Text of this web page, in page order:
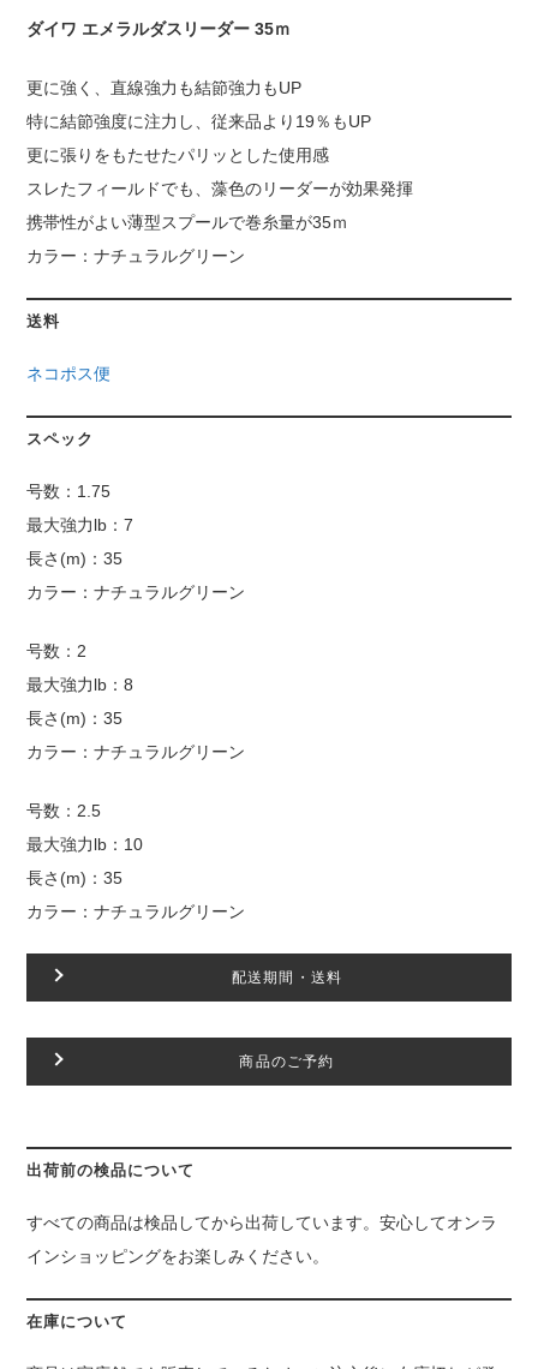
35
ダイワ エメラルダスリーダー 35ｍ
更に強く、直線強力も結節強力もUP
特に結節強度に注力し、従来品より19％もUP
更に張りをもたせたパリッとした使用感
スレたフィールドでも、藻色のリーダーが効果発揮
携帯性がよい薄型スプールで巻糸量が35ｍ
カラー：ナチュラルグリーン
送料
ネコポス便
スペック
号数：1.75
最大強力lb：7
長さ(m)：35
カラー：ナチュラルグリーン
号数：2
最大強力lb：8
長さ(m)：35
カラー：ナチュラルグリーン
号数：2.5
最大強力lb：10
長さ(m)：35
カラー：ナチュラルグリーン
配送期間・送料
商品のご予約
出荷前の検品について
すべての商品は検品してから出荷しています。安心してオンラ
インショッピングをお楽しみください。
在庫について